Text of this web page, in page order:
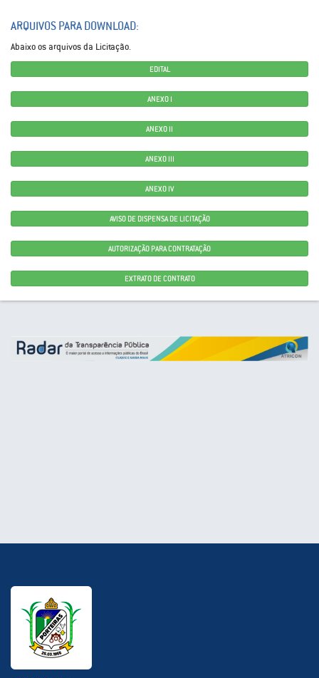
ARQUIVOS PARA DOWNLOAD:
Abaixo os arquivos da Licitação.
EDITAL
ANEXO I
ANEXO II
ANEXO III
ANEXO IV
AVISO DE DISPENSA DE LICITAÇÃO
AUTORIZAÇÃO PARA CONTRATAÇÃO
EXTRATO DE CONTRATO